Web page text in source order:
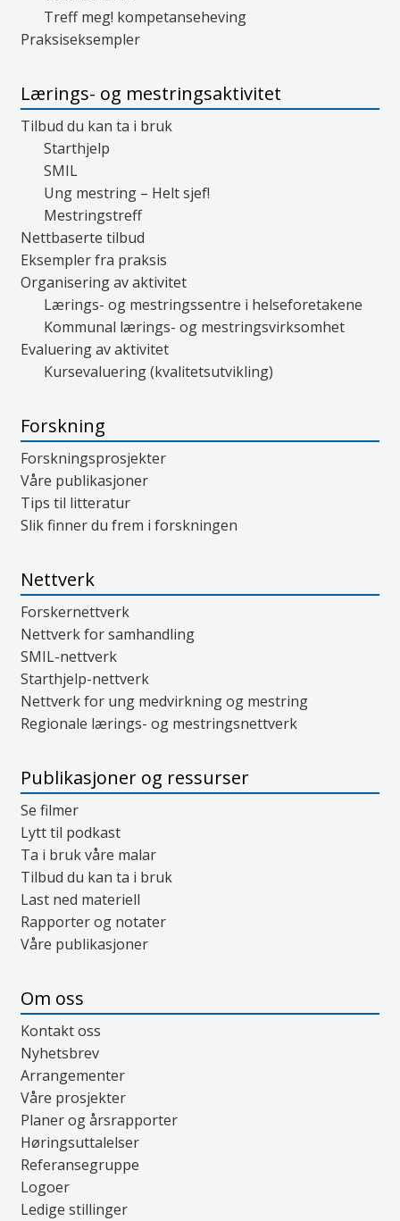
Treff meg! kompetanseheving
Praksiseksempler
Lærings- og mestringsaktivitet
Tilbud du kan ta i bruk
Starthjelp
SMIL
Ung mestring – Helt sjef!
Mestringstreff
Nettbaserte tilbud
Eksempler fra praksis
Organisering av aktivitet
Lærings- og mestringssentre i helseforetakene
Kommunal lærings- og mestringsvirksomhet
Evaluering av aktivitet
Kursevaluering (kvalitetsutvikling)
Forskning
Forskningsprosjekter
Våre publikasjoner
Tips til litteratur
Slik finner du frem i forskningen
Nettverk
Forskernettverk
Nettverk for samhandling
SMIL-nettverk
Starthjelp-nettverk
Nettverk for ung medvirkning og mestring
Regionale lærings- og mestringsnettverk
Publikasjoner og ressurser
Se filmer
Lytt til podkast
Ta i bruk våre malar
Tilbud du kan ta i bruk
Last ned materiell
Rapporter og notater
Våre publikasjoner
Om oss
Kontakt oss
Nyhetsbrev
Arrangementer
Våre prosjekter
Planer og årsrapporter
Høringsuttalelser
Referansegruppe
Logoer
Ledige stillinger